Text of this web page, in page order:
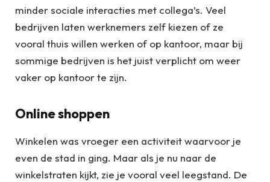
minder sociale interacties met collega’s. Veel
bedrijven laten werknemers zelf kiezen of ze
vooral thuis willen werken of op kantoor, maar bij
sommige bedrijven is het juist verplicht om weer
vaker op kantoor te zijn.
Online shoppen
Winkelen was vroeger een activiteit waarvoor je
even de stad in ging. Maar als je nu naar de
winkelstraten kijkt, zie je vooral veel leegstand. De